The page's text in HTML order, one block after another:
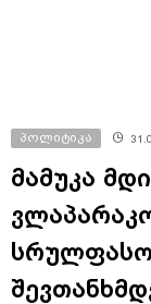
პოლიტიკა
მამუკა